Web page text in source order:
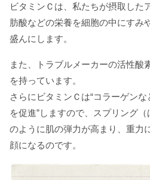
ビタミンＣは、私たちが摂取した
肪酸などの栄養を細胞の中にすみ
盛んにします。
また、トラブルメーカーの活性酸
を持っています。
さらにビタミンＣは“コラーゲン
を促進”しますので、スプリング
のように肌の弾力が高まり、重力
顔になるのです。